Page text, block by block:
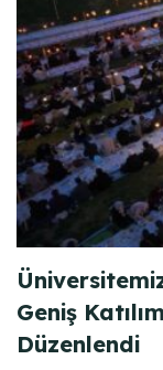
Geniş
Düzenlendi